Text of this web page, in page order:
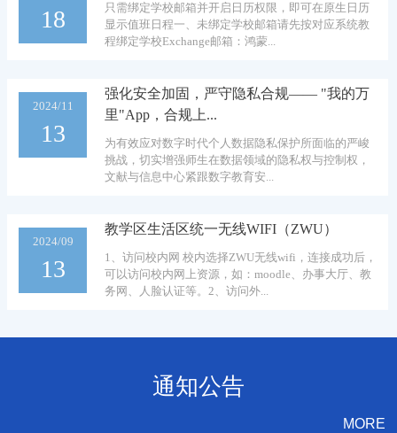
18
只需绑定学校邮箱并开启日历权限，即可在原生日历
显示值班日程一、未绑定学校邮箱请先按对应系统教
程绑定学校Exchange邮箱：鸿蒙...
2024/11
13
强化安全加固，严守隐私合规—— "我的万
里"App，合规上...
为有效应对数字时代个人数据隐私保护所面临的严峻
挑战，切实增强师生在数据领域的隐私权与控制权，
文献与信息中心紧跟数字教育安...
2024/09
13
教学区生活区统一无线WIFI（ZWU）
1、访问校内网 校内选择ZWU无线wifi，连接成功后，
可以访问校内网上资源，如：moodle、办事大厅、教
务网、人脸认证等。2、访问外...
通知公告
MORE